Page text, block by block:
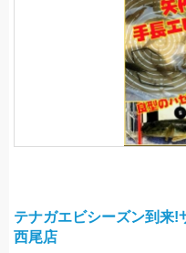
テナガエビシーズン到来!
西尾店